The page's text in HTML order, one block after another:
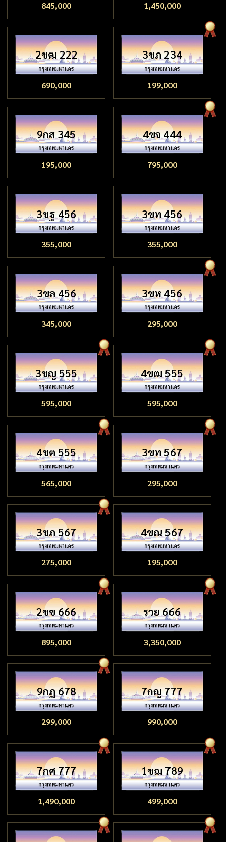
845,000 1,450,000
2ขฒ 222
690,000
3ขภ 234
199,000
9กส 345
195,000
4ขจ 444
795,000
3ขฐ 456
355,000
3ขท 456
355,000
3ขล 456
345,000
3ขห 456
295,000
3ขญ 555
595,000
4ขฒ 555
595,000
4ขต 555
565,000
3ขท 567
295,000
3ขภ 567
275,000
4ขณ 567
195,000
2ขข 666
895,000
รวย 666
3,350,000
9กฎ 678
299,000
7กญ 777
990,000
7กศ 777
1,490,000
1ขฌ 789
499,000